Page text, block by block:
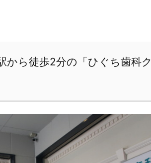
から徒歩2分の「ひぐち歯科ク